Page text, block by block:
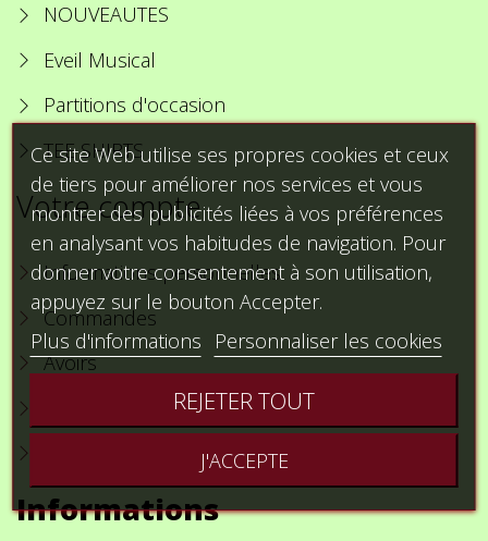
NOUVEAUTES
Eveil Musical
Partitions d'occasion
TEE SHIRTS
Votre compte
Informations personnelles
Commandes
Avoirs
Bons de réduction
Informations
Ce site Web utilise ses propres cookies et ceux
de tiers pour améliorer nos services et vous
montrer des publicités liées à vos préférences
en analysant vos habitudes de navigation. Pour
donner votre consentement à son utilisation,
appuyez sur le bouton Accepter.
Plus d'informations
Personnaliser les cookies
REJETER TOUT
J'ACCEPTE